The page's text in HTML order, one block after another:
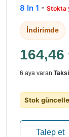
8 In 1 - Stokta
İndirimde
164,46
6 aya varan
Stok
Talep et